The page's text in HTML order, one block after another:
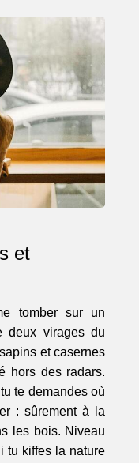
et
tomber sur un
deux virages du
et casernes
hors des radars.
te demandes où
: sûrement à la
les bois. Niveau
tu kiffes la nature